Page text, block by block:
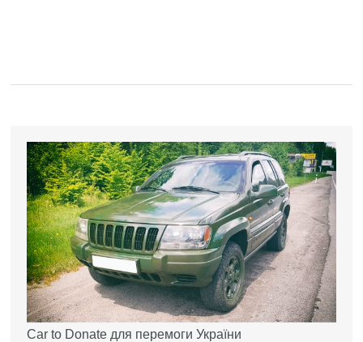
Car to Donate для перемоги України